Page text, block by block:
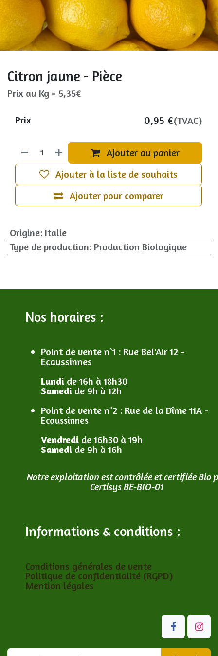
Citron jaune - Pièce
Prix au Kg = 5,35€
Ajouter au panier
Ajouter pour comparer
Ajouter à la liste de souhaits
Prix 0,95 €(TVAC)
Origine: Italie
Type de production: Production Biologique
Nos horaires :
Point de vente n°1 : Rue Bel'Air 12 -
Ecaussinnes
Lundi de 16h à 18h30
Samedi de 9h à 12h
Point de vente n°2 : Rue de la Dîme 11A -
Ecaussinnes
Vendredi de 16h30 à 19h
Samedi de 9h à 16h
Notre exploitation est contrôlée et certifiée Bio
Certisys BE-BIO-01
Informations & conditions :
Conditions générales de vente
Politique de confidentialité (RGPD)
Mention légales